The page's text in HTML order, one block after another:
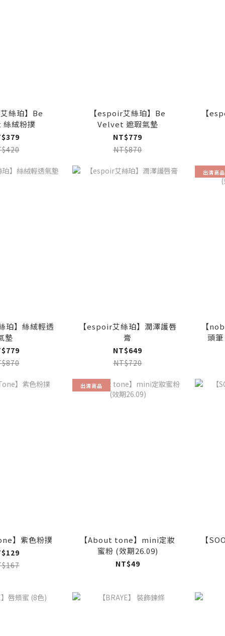
絲珀】Be
絨粉撲
【espoir艾絲珀】Be
Velvet 遮瑕氣墊
NT$779
NT$870
【
珀】絲絨輕透
墊
【espoir艾絲珀】潤澤護唇
膏
NT$649
NT$720
出清商品
【
頭
】紫色粉撲
出清商品
【About tone】mini定妝
蜜粉 (效期26.09)
NT$49
【